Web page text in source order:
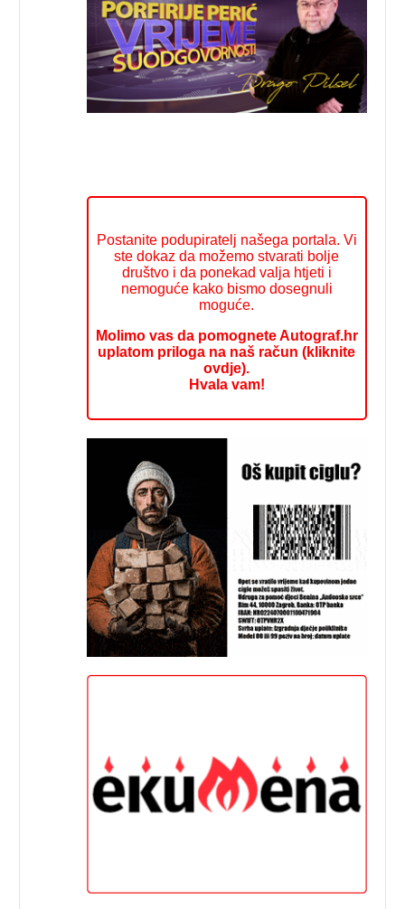
Postanite podupiratelj našega portala. Vi
ste dokaz da možemo stvarati bolje
društvo i da ponekad valja htjeti i
nemoguće kako bismo dosegnuli
moguće.
Molimo vas da pomognete Autograf.hr
uplatom priloga na naš račun (kliknite
ovdje).
Hvala vam!